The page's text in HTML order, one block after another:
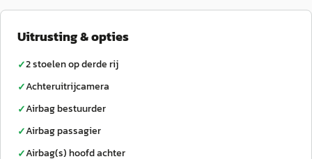
Uitrusting & opties
✓2 stoelen op derde rij
✓Achteruitrijcamera
✓Airbag bestuurder
✓Airbag passagier
✓Airbag(s) hoofd achter